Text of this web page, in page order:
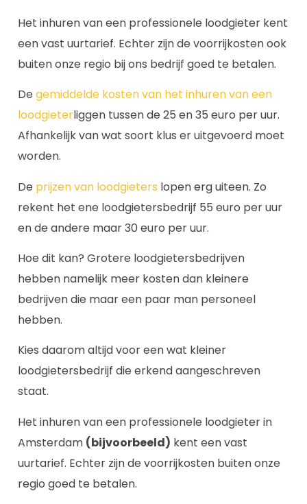
Het inhuren van een professionele loodgieter kent
een vast uurtarief. Echter zijn de voorrijkosten ook
buiten onze regio bij ons bedrijf goed te betalen.
De gemiddelde kosten van het inhuren van een
loodgieterliggen tussen de 25 en 35 euro per uur.
Afhankelijk van wat soort klus er uitgevoerd moet
worden.
De prijzen van loodgieters lopen erg uiteen. Zo
rekent het ene loodgietersbedrijf 55 euro per uur
en de andere maar 30 euro per uur.
Hoe dit kan? Grotere loodgietersbedrijven
hebben namelijk meer kosten dan kleinere
bedrijven die maar een paar man personeel
hebben.
Kies daarom altijd voor een wat kleiner
loodgietersbedrijf die erkend aangeschreven
staat.
Het inhuren van een professionele loodgieter in
Amsterdam (bijvoorbeeld) kent een vast
uurtarief. Echter zijn de voorrijkosten buiten onze
regio goed te betalen.